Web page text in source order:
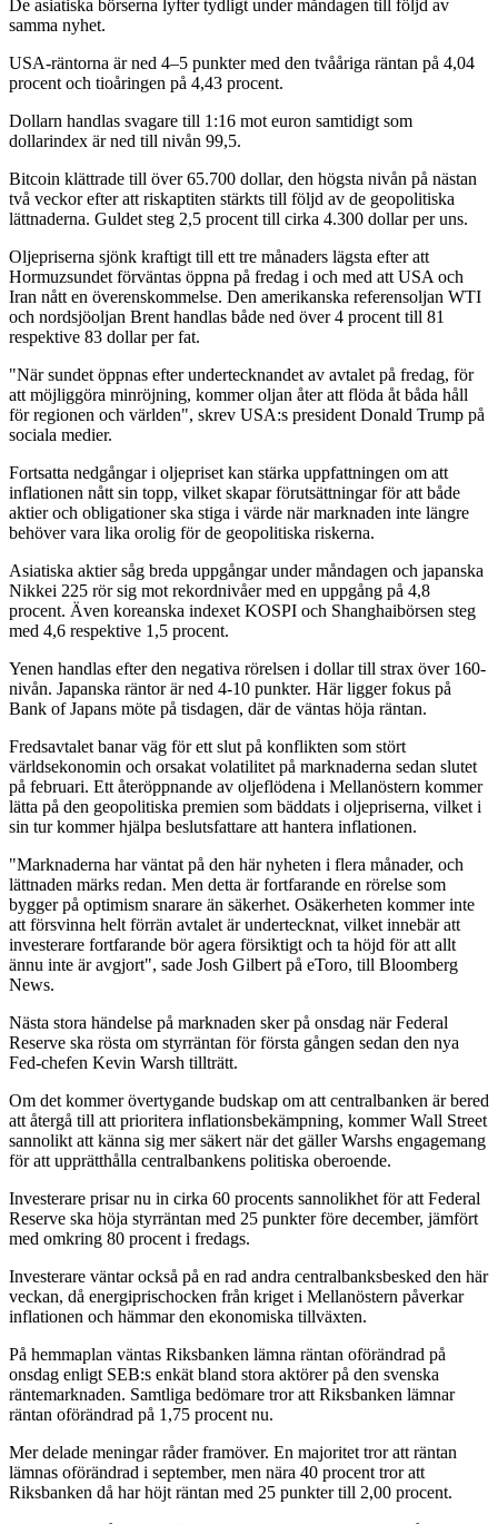
De asiatiska börserna lyfter tydligt under måndagen till följd av
samma nyhet.
USA-räntorna är ned 4–5 punkter med den tvååriga räntan på 4,04
procent och tioåringen på 4,43 procent.
Dollarn handlas svagare till 1:16 mot euron samtidigt som
dollarindex är ned till nivån 99,5.
Bitcoin klättrade till över 65.700 dollar, den högsta nivån på nästan
två veckor efter att riskaptiten stärkts till följd av de geopolitiska
lättnaderna. Guldet steg 2,5 procent till cirka 4.300 dollar per uns.
Oljepriserna sjönk kraftigt till ett tre månaders lägsta efter att
Hormuzsundet förväntas öppna på fredag i och med att USA och
Iran nått en överenskommelse. Den amerikanska referensoljan WTI
och nordsjöoljan Brent handlas både ned över 4 procent till 81
respektive 83 dollar per fat.
"När sundet öppnas efter undertecknandet av avtalet på fredag, för
att möjliggöra minröjning, kommer oljan åter att flöda åt båda håll
för regionen och världen", skrev USA:s president Donald Trump på
sociala medier.
Fortsatta nedgångar i oljepriset kan stärka uppfattningen om att
inflationen nått sin topp, vilket skapar förutsättningar för att både
aktier och obligationer ska stiga i värde när marknaden inte längre
behöver vara lika orolig för de geopolitiska riskerna.
Asiatiska aktier såg breda uppgångar under måndagen och japanska
Nikkei 225 rör sig mot rekordnivåer med en uppgång på 4,8
procent. Även koreanska indexet KOSPI och Shanghaibörsen steg
med 4,6 respektive 1,5 procent.
Yenen handlas efter den negativa rörelsen i dollar till strax över 160-
nivån. Japanska räntor är ned 4-10 punkter. Här ligger fokus på
Bank of Japans möte på tisdagen, där de väntas höja räntan.
Fredsavtalet banar väg för ett slut på konflikten som stört
världsekonomin och orsakat volatilitet på marknaderna sedan slutet
på februari. Ett återöppnande av oljeflödena i Mellanöstern kommer
lätta på den geopolitiska premien som bäddats i oljepriserna, vilket i
sin tur kommer hjälpa beslutsfattare att hantera inflationen.
"Marknaderna har väntat på den här nyheten i flera månader, och
lättnaden märks redan. Men detta är fortfarande en rörelse som
bygger på optimism snarare än säkerhet. Osäkerheten kommer inte
att försvinna helt förrän avtalet är undertecknat, vilket innebär att
investerare fortfarande bör agera försiktigt och ta höjd för att allt
ännu inte är avgjort", sade Josh Gilbert på eToro, till Bloomberg
News.
Nästa stora händelse på marknaden sker på onsdag när Federal
Reserve ska rösta om styrräntan för första gången sedan den nya
Fed-chefen Kevin Warsh tillträtt.
Om det kommer övertygande budskap om att centralbanken är bered
att återgå till att prioritera inflationsbekämpning, kommer Wall Street
sannolikt att känna sig mer säkert när det gäller Warshs engagemang
för att upprätthålla centralbankens politiska oberoende.
Investerare prisar nu in cirka 60 procents sannolikhet för att Federal
Reserve ska höja styrräntan med 25 punkter före december, jämfört
med omkring 80 procent i fredags.
Investerare väntar också på en rad andra centralbanksbesked den här
veckan, då energiprischocken från kriget i Mellanöstern påverkar
inflationen och hämmar den ekonomiska tillväxten.
På hemmaplan väntas Riksbanken lämna räntan oförändrad på
onsdag enligt SEB:s enkät bland stora aktörer på den svenska
räntemarknaden. Samtliga bedömare tror att Riksbanken lämnar
räntan oförändrad på 1,75 procent nu.
Mer delade meningar råder framöver. En majoritet tror att räntan
lämnas oförändrad i september, men nära 40 procent tror att
Riksbanken då har höjt räntan med 25 punkter till 2,00 procent.